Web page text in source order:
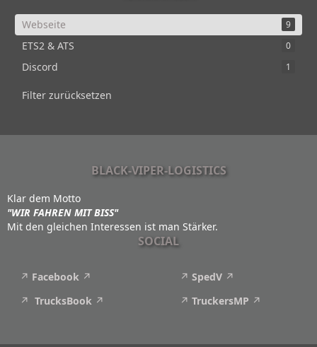
Webseite 9
ETS2 & ATS 0
Discord 1
Filter zurücksetzen
BLACK-VIPER-LOGISTICS
Klar dem Motto
"WIR FAHREN MIT BISS"
Mit den gleichen Interessen ist man Stärker.
SOCIAL
Facebook
TrucksBook
SpedV
TruckersMP